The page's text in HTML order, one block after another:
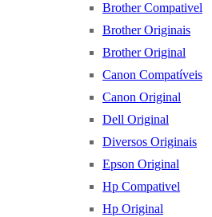
Brother Compativel
Brother Originais
Brother Original
Canon Compatíveis
Canon Original
Dell Original
Diversos Originais
Epson Original
Hp Compativel
Hp Original